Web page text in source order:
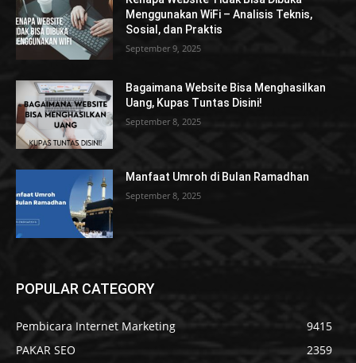
Menggunakan WiFi – Analisis Teknis,
Sosial, dan Praktis
September 9, 2025
Bagaimana Website Bisa Menghasilkan
Uang, Kupas Tuntas Disini!
September 8, 2025
Manfaat Umroh di Bulan Ramadhan
September 8, 2025
POPULAR CATEGORY
Pembicara Internet Marketing
9415
PAKAR SEO
2359